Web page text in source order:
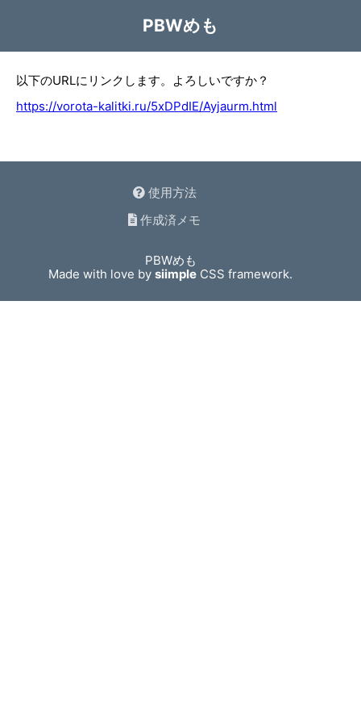
PBWめも
以下のURLにリンクします。よろしいですか？
https://vorota-kalitki.ru/5xDPdIE/Ayjaurm.html
使用方法
作成済メモ
PBWめも
Made with love bysiimple CSS framework.